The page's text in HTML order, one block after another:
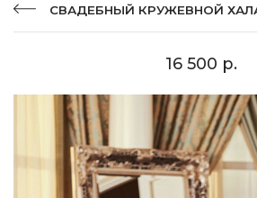
СВАДЕБНЫЙ КРУЖЕВНОЙ
16 500 р.